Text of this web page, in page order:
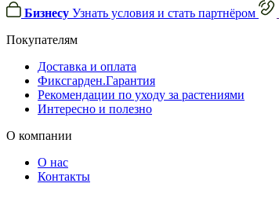
Бизнесу Узнать условия и стать партнёром
Покупателям
Доставка и оплата
Фиксгарден.Гарантия
Рекомендации по уходу за растениями
Интересно и полезно
О компании
О нас
Контакты